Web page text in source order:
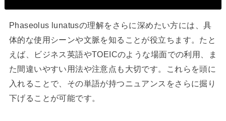
Phaseolus lunatusの理解をさらに深めたい方には、具
体的な使用シーンや文脈を知ることが役立ちます。たと
えば、ビジネス英語やTOEICのような場面での利用、ま
た間違いやすい用法や注意点も大切です。これらを頭に
入れることで、その単語が持つニュアンスをさらに掘り
下げることが可能です。